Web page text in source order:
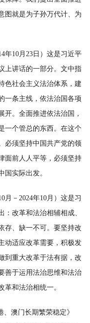
图就是为子孙万代计、为
10月23日）这是习近平
上讲话的一部分。文中指
色社会主义法治体系，建
一条主线，依法治国各项
开。全面推进依法治国，
一个管总的东西。在这个
必须坚持中国共产党的领
面前人人平等，必须坚持
国实际出发。
－2024年10月）这是习
改革和法治相辅相成、
存、缺一不可。要坚持改
动适应改革需要，积极发
到重大改革于法有据，改
善于运用法治思维和法治
和法治相统一。
澳门长期繁荣稳定》